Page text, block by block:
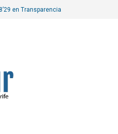
en Transparencia